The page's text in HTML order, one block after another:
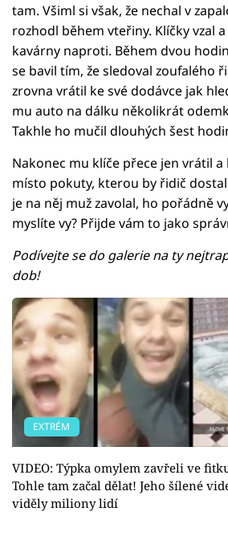
tam. Všiml si však, že nechal v
rozhodl během vteřiny. Klíčky vzal
kavárny naproti. Během dvou
se bavil tím, že sledoval zoufalého
zrovna vrátil ke své dodávce jak
mu auto na dálku několikrát
Takhle ho mučil dlouhých šest
Nakonec mu klíče přece jen vrátil a
místo pokuty, kterou by řidič
je na něj muž zavolal, ho pořádně
myslíte vy? Přijde vám to jako
Podívejte se do galerie na ty
dob!
EXTRÉM
VIDEO: Týpka omylem zavřeli ve
Tohle tam začal dělat! Jeho šílené
viděly miliony lidí